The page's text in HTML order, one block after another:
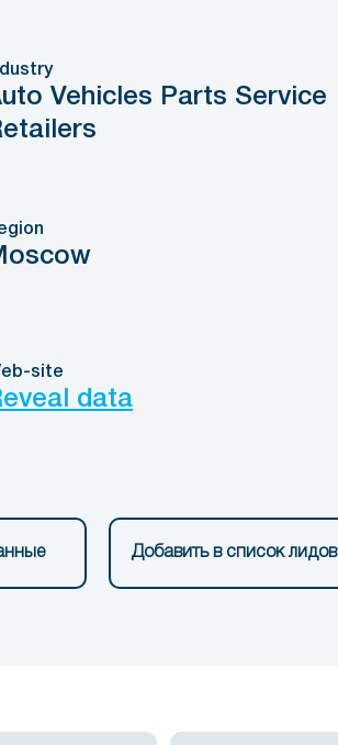
Vehicles Parts Service
site
data
Добавить в список лидов